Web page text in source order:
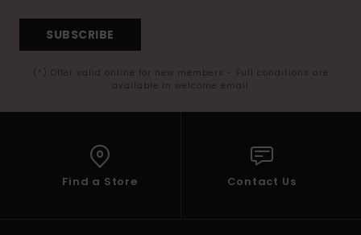
SUBSCRIBE
(*) Offer valid online for new members - Full conditions are
available in welcome email
Find a Store Contact Us